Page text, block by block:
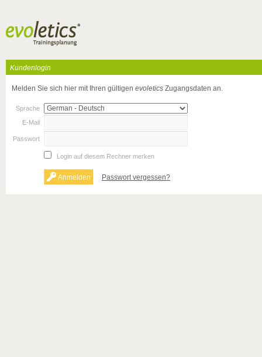
Kundenlogin
Melden Sie sich hier mit Ihren gültigen evoletics Zugangsdaten an.
Sprache
E-Mail
Passwort
Login auf diesem Rechner merken
Passwort vergessen?